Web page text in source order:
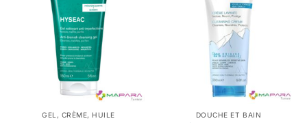
GEL, CRÈME, HUILE DOUCHE ET BAIN